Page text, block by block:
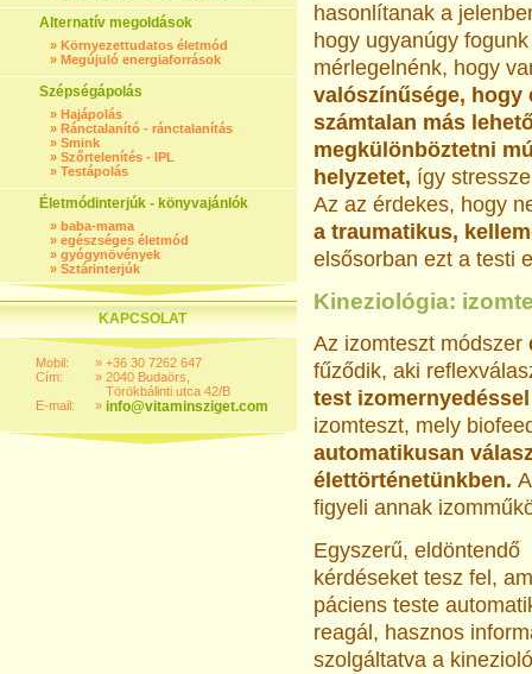
Alternatív megoldások
» Környezettudatos életmód
» Megújuló energiaforrások
Szépségápolás
» Hajápolás
» Ránctalanító - ránctalanítás
» Smink
» Szőrtelenítés - IPL
» Testápolás
Életmódinterjúk - könyvajánlók
» baba-mama
» egészséges életmód
» gyógynövények
» Sztárinterjúk
KAPCSOLAT
Mobil:
Cím:
E-mail:
»
»
»
+36 30 7262 647
2040 Budaörs,
Törökbálinti utca 42/B
info@vitaminsziget.com
hasonlítanak a
hogy ugyanúgy
mérlegelnénk, hogy
valószínűsége, hogy
számtalan más
megkülönböztetni
helyzetet, így
Az az érdekes, hogy
a traumatikus,
elsősorban ezt a testi
Kineziológia:
Az izomteszt módszer
fűződik, aki
test
izomteszt, mely
automatikusan
élettörténetünkben.
figyeli annak
Egyszerű, eldöntendő
kérdéseket tesz fel,
páciens teste
reagál, hasznos
szolgáltatva a